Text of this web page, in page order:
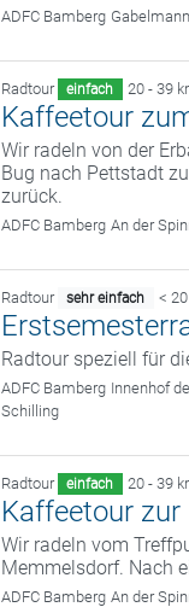
ADFC Bamberg
Radtour einfach 20 - 39
Kaffeetour
Wir radeln von der
Bug nach Pettstadt
zurück.
ADFC Bamberg An der
Radtour sehr einfach <
Radtour speziell für
ADFC Bamberg Innenhof
Schilling
Radtour einfach 20 - 39
Kaffeetour
Wir radeln vom
Memmelsdorf. Nach
ADFC Bamberg An der